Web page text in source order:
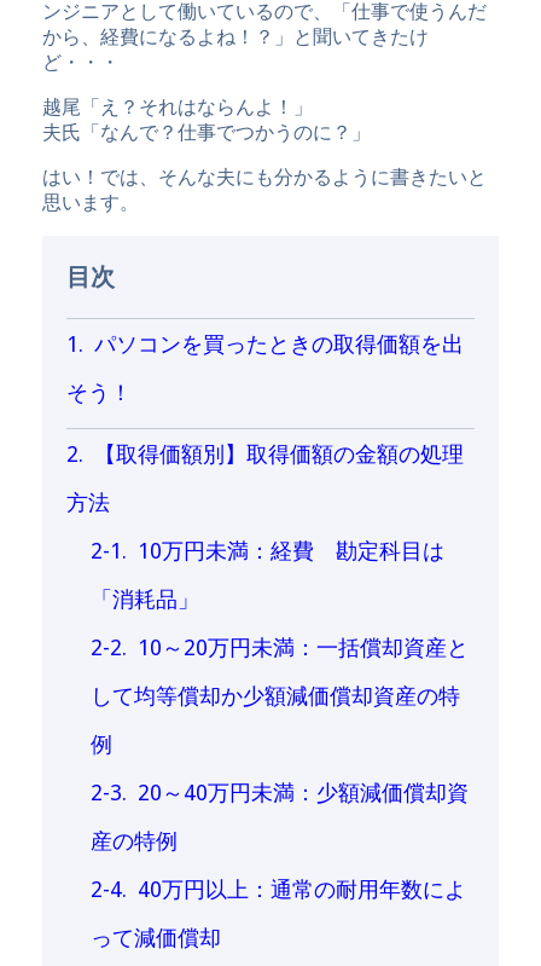
ンジニアとして働いているので、「仕事で使うんだ
から、経費になるよね！？」と聞いてきたけ
ど・・・
越尾「え？それはならんよ！」
夫氏「なんで？仕事でつかうのに？」
はい！では、そんな夫にも分かるように書きたいと
思います。
目次
パソコンを買ったときの取得価額を出
そう！
【取得価額別】取得価額の金額の処理
方法
10万円未満：経費 勘定科目は
「消耗品」
10～20万円未満：一括償却資産と
して均等償却か少額減価償却資産の特
例
20～40万円未満：少額減価償却資
産の特例
40万円以上：通常の耐用年数によ
って減価償却